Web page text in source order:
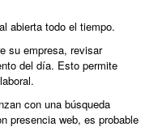
abierta todo el tiempo.
su empresa, revisar
del día. Esto permite
con una búsqueda
presencia web, es probable